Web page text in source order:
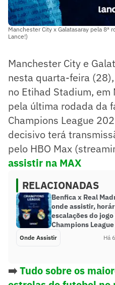
Manchester City x Galatasaray pela 8ª
Lance!)
Manchester City e
nesta quarta-feira
no Etihad Stadium, em
pela última rodada da
Champions League
decisivo terá
pelo HBO Max
assistir na MAX
RELACIONADAS
Benfica x Real
onde assistir,
escalações do
Champions League
Onde Assistir Há
➡️Tudo sobre os